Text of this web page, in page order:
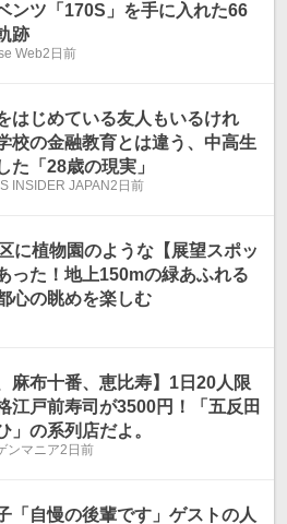
ンツ「170S」を手に入れた66
跡
Web2日前
はじめている友人もいるけれ
校の金融教育とは違う、中高生
た「28歳の現実」
INSIDER JAPAN2日前
に植物園のような【展望スポッ
った！地上150mの緑あふれる
心の眺めを楽しむ
麻布十番、恵比寿】1日20人限
江戸前寿司が3500円！「五反田
」の系列店だよ。
ンマニア2日前
「自慢の後輩です」ゲストの人